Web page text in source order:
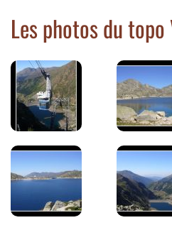
Les photos du topo